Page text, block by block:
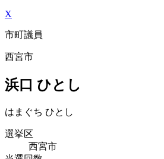
X
市町議員
西宮市
浜口 ひとし
はまぐち ひとし
選挙区
⻄宮市